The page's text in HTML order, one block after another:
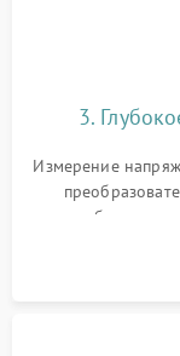
3.
Измерение
шумов и